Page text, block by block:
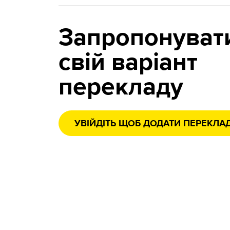
свій варіант
перекладу
УВІЙДІТЬ ЩОБ ДОДАТИ